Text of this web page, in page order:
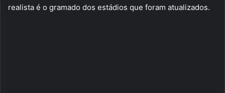
realista é o gramado dos estádios que foram atualizados.